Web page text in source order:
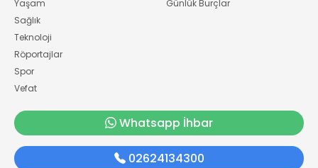
Yaşam
Sağlık
Teknoloji
Röportajlar
Spor
Vefat
Günlük Burçlar
Whatsapp İhbar
02624134300